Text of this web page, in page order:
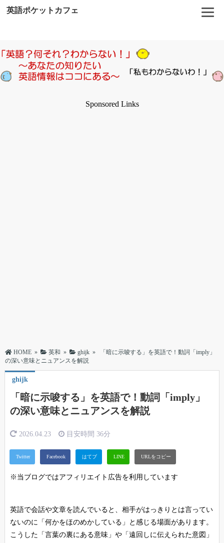
英語ポケットカフェ
Sponsored Links
HOME » 英和 » ghijk »
「暗に示唆する」を英語で！動詞「imply」
の深い意味とニュアンスを解説
ghijk
「暗に示唆する」を英語で！動詞「imply」
の深い意味とニュアンスを解説
2026.04.23 目安時間 36分
※当ブログではアフィリエイト広告を利用しています
英語で会話や文章を読んでいると、相手がはっきりとは言ってい
ないのに「何かをほのめかしている」と感じる場面があります。
こうした「言葉の裏にある意味」や「遠回しに伝えられた意図」